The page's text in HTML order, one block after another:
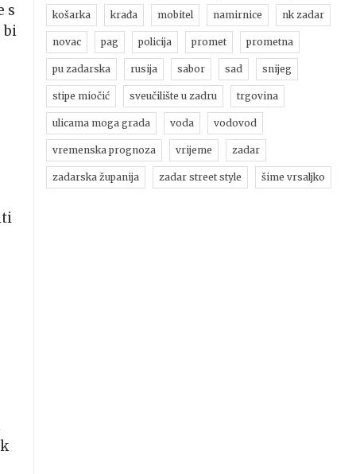
s
bi
košarka krađa mobitel namirnice nk zadar
novac pag policija promet prometna
pu zadarska rusija sabor sad snijeg
stipe miočić sveučilište u zadru trgovina
ulicama moga grada voda vodovod
vremenska prognoza vrijeme zadar
zadarska županija zadar street style šime vrsaljko